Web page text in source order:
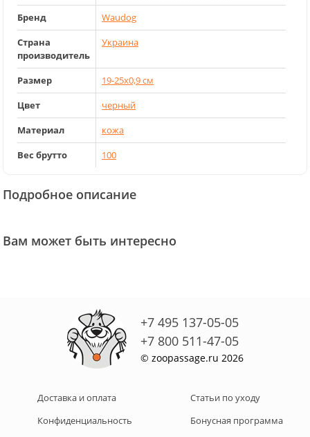
Бренд
Waudog
Страна
производитель
Украина
Размер
19-25x0,9 см
Цвет
черный
Материал
кожа
Вес брутто
100
Подробное описание
Вам может быть интересно
+7 495 137-05-05
+7 800 511-47-05
© zoopassage.ru 2026
Доставка и оплата
Конфиденциальность
Статьи по уходу
Бонусная программа